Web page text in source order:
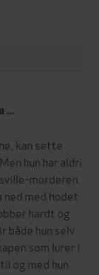
...
kan sette
hun har aldri
morderen.
ned med hodet
hardt og
hun selv
som lurer i
og med hun